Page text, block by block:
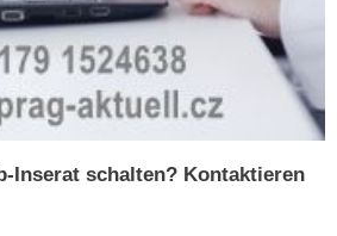
Inserat schalten? Kontaktieren